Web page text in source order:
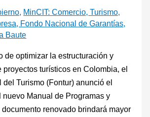
, MinCIT: Comercio, Turismo,
Fondo Nacional de Garantías,
Baute
de optimizar la estructuración y
proyectos turísticos en Colombia, el
del Turismo (Fontur) anunció el
nuevo Manual de Programas y
renovado brindará mayor